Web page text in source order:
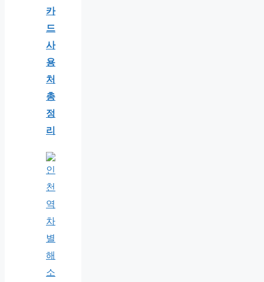
카
드
사
용
처
총
정
리